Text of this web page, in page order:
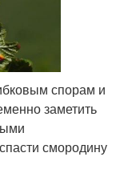
спорам и
заметить
смородину